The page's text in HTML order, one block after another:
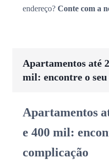
endereço? Conte com a
Apartamentos até
mil: encontre o
Apartamentos
e 400 mil:
complicação